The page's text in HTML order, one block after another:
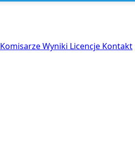
KomisarzeWyniki Licencje Kontakt